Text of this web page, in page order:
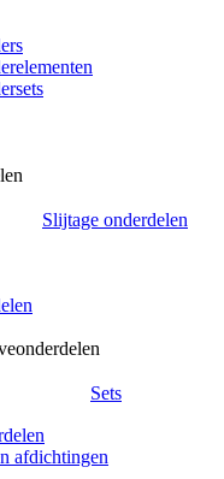
Slijtage onderdelen
Sets
afdichtingen